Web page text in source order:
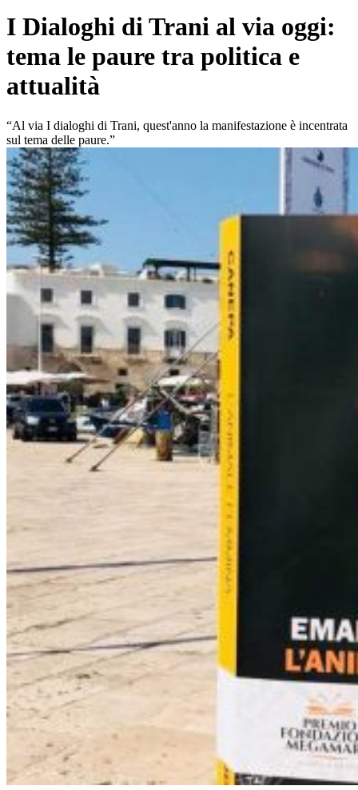
I Dialoghi di Trani al via oggi:
tema le paure tra politica e
attualità
“Al via I dialoghi di Trani, quest'anno la manifestazione è incentrata
sul tema delle paure.”